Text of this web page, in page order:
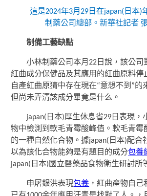
這是2024年3月29日在japan(日本)
制藥公司總部。新華社記者
制備工藝缺點
小林制藥公司本月22日說，該公司
紅曲成分保健品及其應用的紅曲原料停
自產紅曲原猜中存在現在“意想不到”的
但尚未弄清該成分畢竟是什么。
japan(日本)厚生休息省29日表現，
物中檢測到軟毛青霉酸峰值。軟毛青霉
的一種自然化合物。據japan(日本)配合
以為該化合物能夠是有題目的成分包養
japan(日本)國立醫藥品食物衛生研討所
申屠銀洪表現包養 ，紅曲產物自